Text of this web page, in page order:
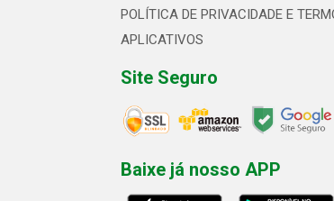
POLÍTICA DE PRIVACIDADE E
APLICATIVOS
Site Seguro
Baixe já nosso APP